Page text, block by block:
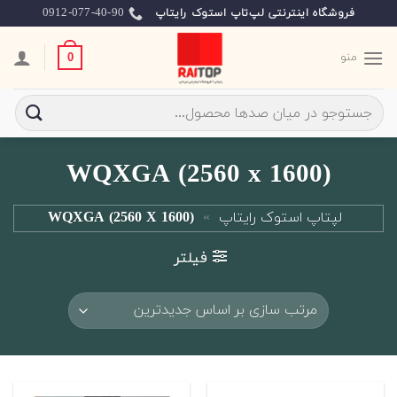
to
content
فروشگاه اینترنتی لپ‌تاپ استوک رایتاپ 0912-077-40-90
منو 0
جستجو
برای:
WQXGA (2560 x 1600)
لپتاپ استوک رایتاپ »
WQXGA (2560 X 1600)
فیلتر